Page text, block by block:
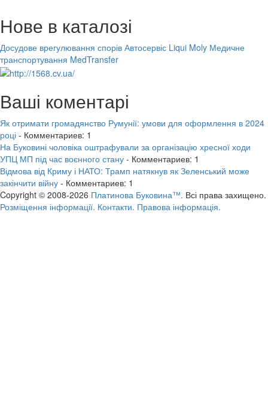
Нове в каталозі
Досудове врегулювання спорів Автосервіс Liqui Moly Медичне
транспортування MedTransfer
Ваші коментарі
Як отримати громадянство Румунії: умови для оформлення в 2024
році - Комментариев: 1
На Буковині чоловіка оштрафували за організацію хресної ходи
УПЦ МП під час воєнного стану - Комментариев: 1
Відмова від Криму і НАТО: Трамп натякнув як Зеленський може
закінчити війну - Комментариев: 1
Copyright © 2008-2026 Платинова Буковина™. Всі права захищено.
Розміщення інформації. Контакти. Правова інформація.